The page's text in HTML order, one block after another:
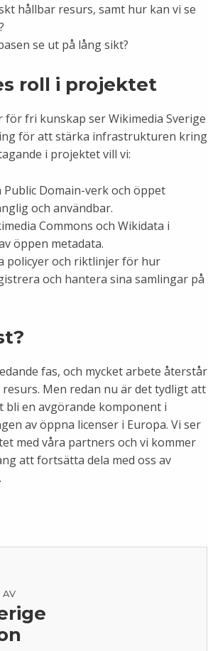
hållbar resurs, samt hur kan vi se
se ut på lång sikt?
roll i projektet
fri kunskap ser Wikimedia Sverige
för att stärka infrastrukturen kring
i projektet vill vi:
Domain-verk och öppet
och användbar.
Commons och Wikidata i
öppen metadata.
policyer och riktlinjer för hur
och hantera sina samlingar på
fas, och mycket arbete återstår
Men redan nu är det tydligt att
en avgörande komponent i
av öppna licenser i Europa. Vi ser
med våra partners och vi kommer
att fortsätta dela med oss av
AV